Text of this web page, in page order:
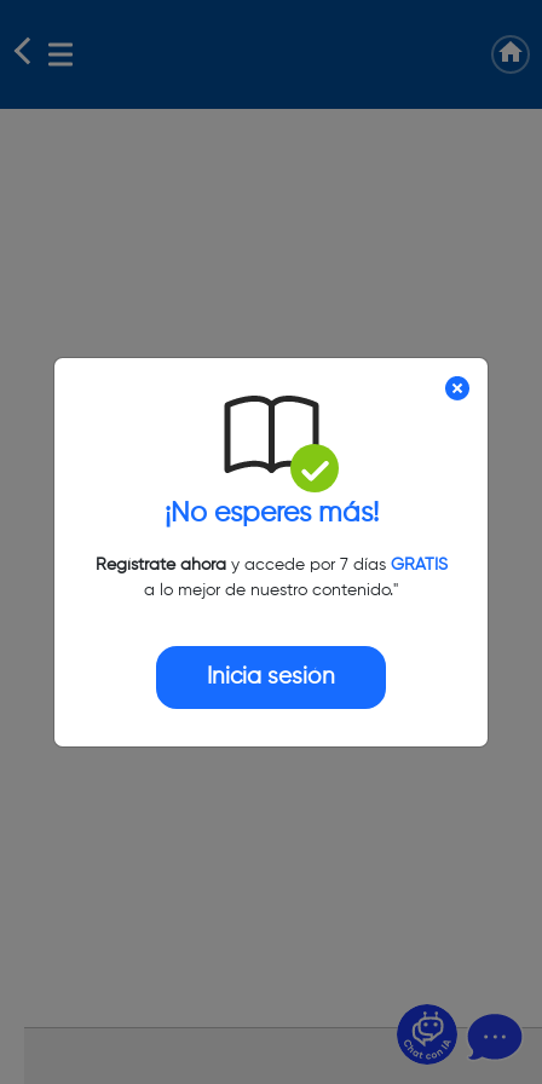
¡No esperes más!
Regístrate ahoray accede por 7 días GRATIS
a lo mejor de nuestro contenido."
Inicia sesión